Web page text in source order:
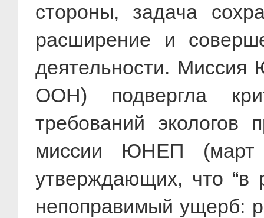
стороны, задача
расширение и
деятельности.
ООН) подвергла
требований
миссии ЮНЕП (март
утверждающих, что “в
непоправимый ущерб: